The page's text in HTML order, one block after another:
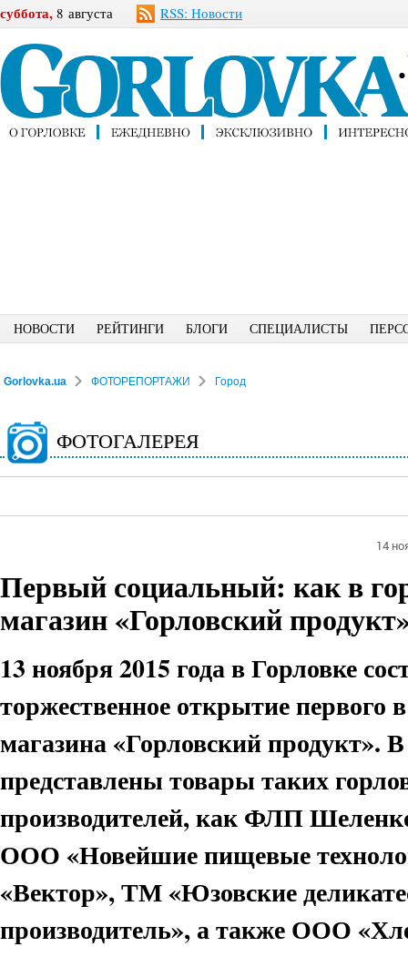
суббота, 8 августа RSS: Новости
НОВОСТИ РЕЙТИНГИ БЛОГИ СПЕЦИАЛИСТЫ
Gorlovka.ua ФОТОРЕПОРТАЖИ Город
ФОТОГАЛЕРЕЯ
14
Первый социальный: как в
магазин «Горловский
13 ноября 2015 года в Горловке
торжественное открытие первого
магазина «Горловский продукт». В
представлены товары таких
производителей, как ФЛП
ООО «Новейшие пищевые
«Вектор», ТМ «Юзовские
производитель», а также ООО